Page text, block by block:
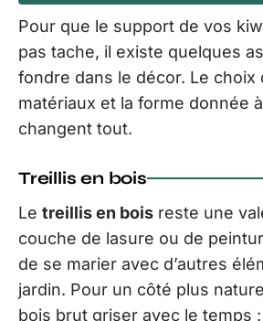
Pour que le support de vos
pas tache, il existe quelques
fondre dans le décor. Le choix
matériaux et la forme donnée
changent tout.
Treillis en bois
Le treillis en bois reste une
couche de lasure ou de
de se marier avec d’autres
jardin. Pour un côté plus
bois brut griser avec le temps